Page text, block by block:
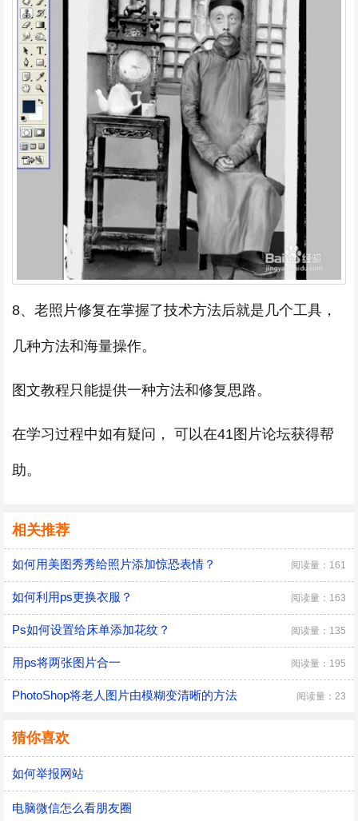
8、老照片修复在掌握了技术方法后就是几个工具，
几种方法和海量操作。
图文教程只能提供一种方法和修复思路。
在学习过程中如有疑问， 可以在41图片论坛获得帮
助。
相关推荐
如何用美图秀秀给照片添加惊恐表情？ 阅读量：161
如何利用ps更换衣服？ 阅读量：163
Ps如何设置给床单添加花纹？ 阅读量：135
用ps将两张图片合一 阅读量：195
PhotoShop将老人图片由模糊变清晰的方法 阅读量：23
猜你喜欢
如何举报网站
电脑微信怎么看朋友圈